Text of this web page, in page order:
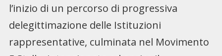
l’inizio di un percorso di progressiva
delegittimazione delle Istituzioni
rappresentative, culminata nel Movimento